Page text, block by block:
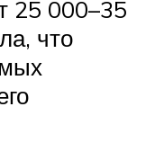
25 000–35
что